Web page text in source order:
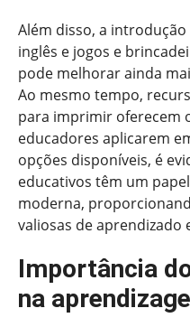
Além disso, a
inglês e jogos e
pode melhorar ainda
Ao mesmo tempo,
para imprimir oferecem
educadores aplicarem
opções disponíveis, é
educativos têm um
moderna,
valiosas de aprendizado
Importância
na